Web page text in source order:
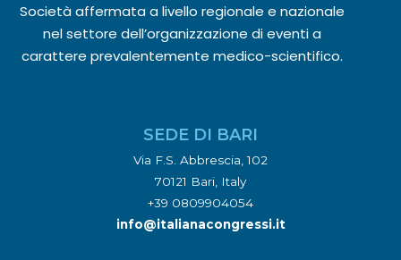
Società affermata a livello regionale e nazionale
nel settore dell’organizzazione di eventi a
carattere prevalentemente medico-scientifico.
SEDE DI BARI
Via F.S. Abbrescia, 102
70121 Bari, Italy
+39 0809904054
info@italianacongressi.it